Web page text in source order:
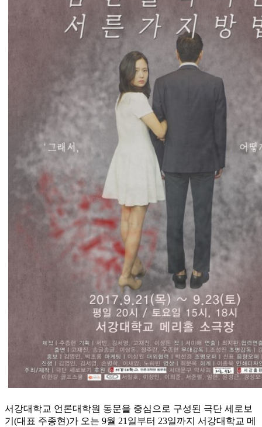
서강대학교 언론대학원 동문을 중심으로 구성된 극단 세로보
기(대표 주종현)가 오는 9월 21일부터 23일까지 서강대학교 메